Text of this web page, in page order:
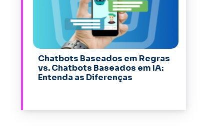
Chatbots Baseados em Regras
vs. Chatbots Baseados em IA:
Entenda as Diferenças